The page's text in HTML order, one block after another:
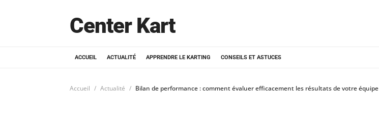
Center Kart
ACCUEIL ACTUALITÉ APPRENDRE LE KARTING CONSEILS ET ASTUCES
Accueil Actualité Bilan de performance : comment évaluer efficacement les résultats de votre équipe